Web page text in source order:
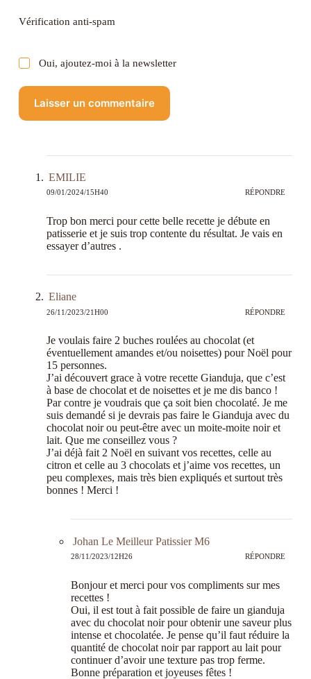
Vérification anti-spam
Oui, ajoutez-moi à la newsletter
Laisser un commentaire
EMILIE
09/01/2024/15H40 RÉPONDRE
Trop bon merci pour cette belle recette je débute en
patisserie et je suis trop contente du résultat. Je vais en
essayer d’autres .
Eliane
26/11/2023/21H00 RÉPONDRE
Je voulais faire 2 buches roulées au chocolat (et
éventuellement amandes et/ou noisettes) pour Noël pour
15 personnes.
J’ai découvert grace à votre recette Gianduja, que c’est
à base de chocolat et de noisettes et je me dis banco !
Par contre je voudrais que ça soit bien chocolaté. Je me
suis demandé si je devrais pas faire le Gianduja avec du
chocolat noir ou peut-être avec un moite-moite noir et
lait. Que me conseillez vous ?
J’ai déjà fait 2 Noël en suivant vos recettes, celle au
citron et celle au 3 chocolats et j’aime vos recettes, un
peu complexes, mais très bien expliqués et surtout très
bonnes ! Merci !
Johan Le Meilleur Patissier M6
28/11/2023/12H26 RÉPONDRE
Bonjour et merci pour vos compliments sur mes
recettes !
Oui, il est tout à fait possible de faire un gianduja
avec du chocolat noir pour obtenir une saveur plus
intense et chocolatée. Je pense qu’il faut réduire la
quantité de chocolat noir par rapport au lait pour
continuer d’avoir une texture pas trop ferme.
Bonne préparation et joyeuses fêtes !